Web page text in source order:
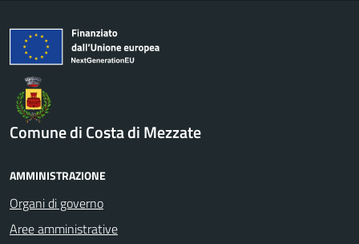
Comune di Costa di Mezzate
AMMINISTRAZIONE
Organi di governo
Aree amministrative